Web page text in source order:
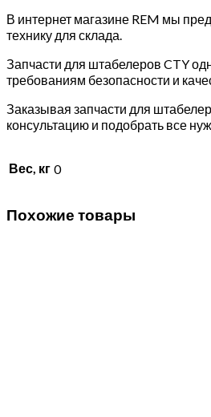
м
(Locking
В интернет магазине REM мы
технику для склада.
Запчасти для штабелеров CTY
требованиям безопасности и
Заказывая запчасти для
консультацию и подобрать все
Вес, кг 0
Похожие товары